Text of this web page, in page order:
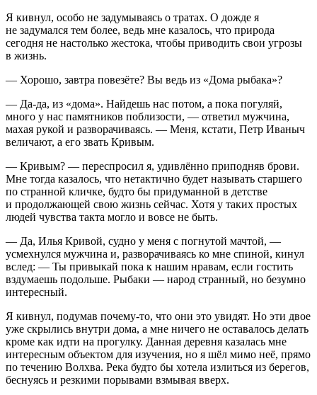
Я кивнул, особо не задумываясь о тратах. О дожде я
не задумался тем более, ведь мне казалось, что природа
сегодня не настолько жестока, чтобы приводить свои угрозы
в жизнь.
— Хорошо, завтра повезёте? Вы ведь из «Дома рыбака»?
— Да-да, из «дома». Найдешь нас потом, а пока погуляй,
много у нас памятников поблизости, — ответил мужчина,
махая рукой и разворачиваясь. — Меня, кстати, Петр Иваныч
величают, а его звать Кривым.
— Кривым? — переспросил я, удивлённо приподняв брови.
Мне тогда казалось, что нетактично будет называть старшего
по странной кличке, будто бы придуманной в детстве
и продолжающей свою жизнь сейчас. Хотя у таких простых
людей чувства такта могло и вовсе не быть.
— Да, Илья Кривой, судно у меня с погнутой мачтой, —
усмехнулся мужчина и, разворачиваясь ко мне спиной, кинул
вслед: — Ты привыкай пока к нашим нравам, если гостить
вздумаешь подольше. Рыбаки — народ странный, но безумно
интересный.
Я кивнул, подумав почему-то, что они это увидят. Но эти двое
уже скрылись внутри дома, а мне ничего не оставалось делать
кроме как идти на прогулку. Данная деревня казалась мне
интересным объектом для изучения, но я шёл мимо неё, прямо
по течению Волхва. Река будто бы хотела излиться из берегов,
беснуясь и резкими порывами взмывая вверх.